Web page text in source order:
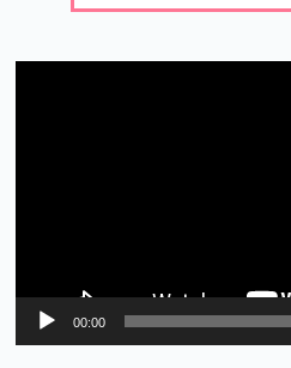
00:00